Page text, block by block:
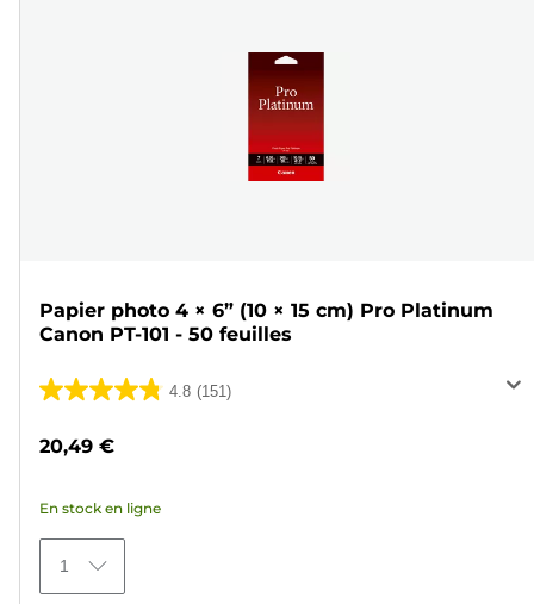
Papier photo 4 × 6” (10 × 15 cm) Pro Platinum
Canon PT-101 - 50 feuilles
4.8 (151)
4.8
5
151
avis
20,49 €
En stock en ligne
1